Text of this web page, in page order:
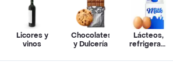
Licores y
vinos
Chocolates
y Dulcería
Lácteos,
refrigerados